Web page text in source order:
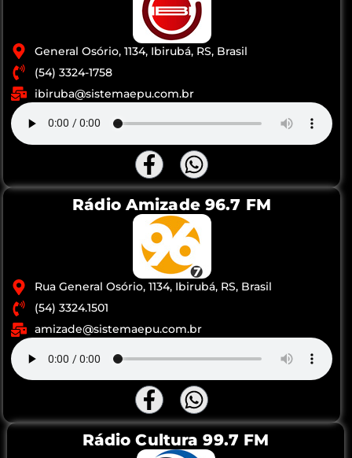
General Osório, 1134, Ibirubá, RS, Brasil
(54) 3324-1758
ibiruba@sistemaepu.com.br
Rádio Amizade 96.7 FM
Rua General Osório, 1134, Ibirubá, RS, Brasil
(54) 3324.1501
amizade@sistemaepu.com.br
Rádio Cultura 99.7 FM